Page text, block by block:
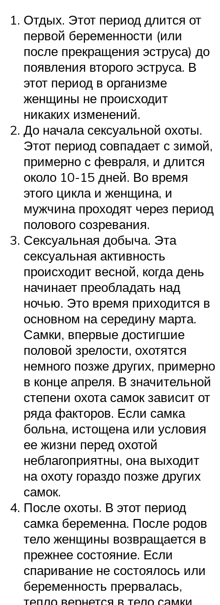
Отдых. Этот период длится от
первой беременности (или
после прекращения эструса) до
появления второго эструса. В
этот период в организме
женщины не происходит
никаких изменений.
До начала сексуальной охоты.
Этот период совпадает с зимой,
примерно с февраля, и длится
около 10-15 дней. Во время
этого цикла и женщина, и
мужчина проходят через период
полового созревания.
Сексуальная добыча. Эта
сексуальная активность
происходит весной, когда день
начинает преобладать над
ночью. Это время приходится в
основном на середину марта.
Самки, впервые достигшие
половой зрелости, охотятся
немного позже других, примерно
в конце апреля. В значительной
степени охота самок зависит от
ряда факторов. Если самка
больна, истощена или условия
ее жизни перед охотой
неблагоприятны, она выходит
на охоту гораздо позже других
самок.
После охоты. В этот период
самка беременна. После родов
тело женщины возвращается в
прежнее состояние. Если
спаривание не состоялось или
беременность прервалась,
тепло вернется в тело самки